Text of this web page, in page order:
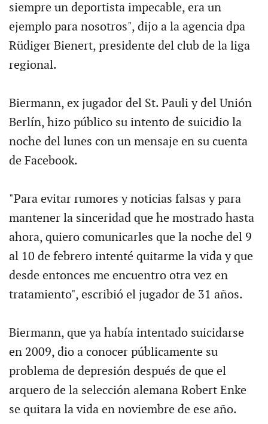
siempre un deportista impecable, era un
ejemplo para nosotros", dijo a la agencia dpa
Rüdiger Bienert, presidente del club de la liga
regional.
Biermann, ex jugador del St. Pauli y del Unión
Berlín, hizo público su intento de suicidio la
noche del lunes con un mensaje en su cuenta
de Facebook.
"Para evitar rumores y noticias falsas y para
mantener la sinceridad que he mostrado hasta
ahora, quiero comunicarles que la noche del 9
al 10 de febrero intenté quitarme la vida y que
desde entonces me encuentro otra vez en
tratamiento", escribió el jugador de 31 años.
Biermann, que ya había intentado suicidarse
en 2009, dio a conocer públicamente su
problema de depresión después de que el
arquero de la selección alemana Robert Enke
se quitara la vida en noviembre de ese año.